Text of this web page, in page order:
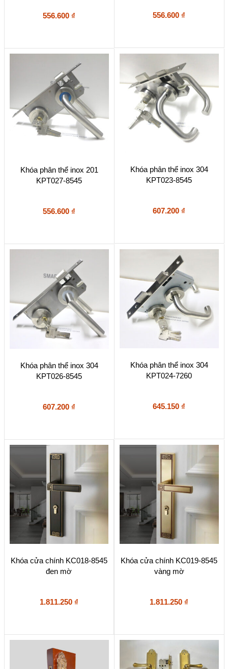
556.600 ₫ 556.600 ₫
Khóa phân thể inox 201
KPT027-8545
556.600 ₫
Khóa phân thể inox 304
KPT023-8545
607.200 ₫
Khóa phân thể inox 304
KPT026-8545
607.200 ₫
Khóa phân thể inox 304
KPT024-7260
645.150 ₫
Khóa cửa chính KC018-8545
đen mờ
1.811.250 ₫
Khóa cửa chính KC019-8545
vàng mờ
1.811.250 ₫